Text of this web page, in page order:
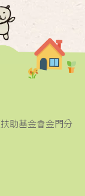
助基金會金門分